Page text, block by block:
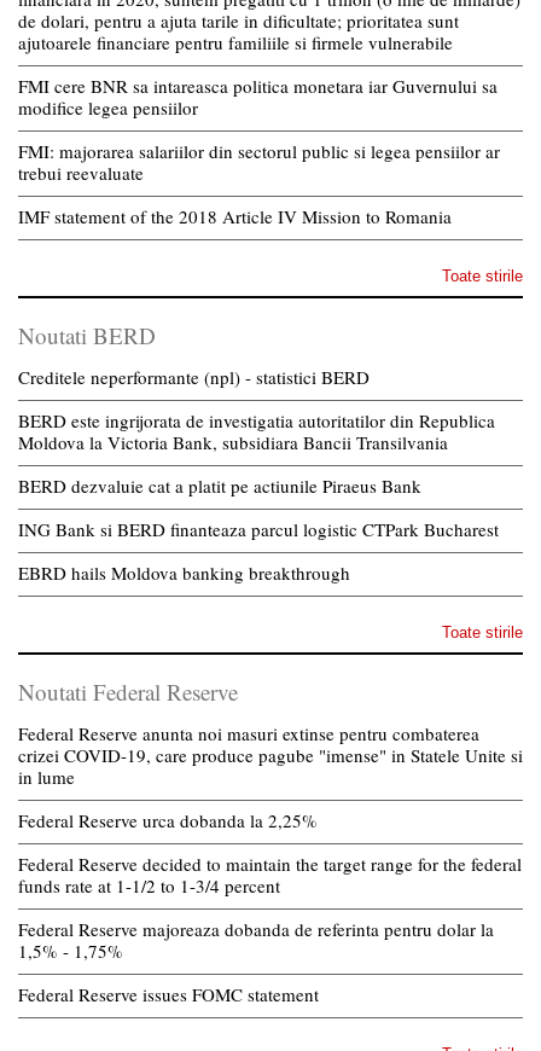
de dolari, pentru a ajuta tarile in dificultate; prioritatea sunt
ajutoarele financiare pentru familiile si firmele vulnerabile
FMI cere BNR sa intareasca politica monetara iar Guvernului sa
modifice legea pensiilor
FMI: majorarea salariilor din sectorul public si legea pensiilor ar
trebui reevaluate
IMF statement of the 2018 Article IV Mission to Romania
Toate stirile
Noutati BERD
Creditele neperformante (npl) - statistici BERD
BERD este ingrijorata de investigatia autoritatilor din Republica
Moldova la Victoria Bank, subsidiara Bancii Transilvania
BERD dezvaluie cat a platit pe actiunile Piraeus Bank
ING Bank si BERD finanteaza parcul logistic CTPark Bucharest
EBRD hails Moldova banking breakthrough
Toate stirile
Noutati Federal Reserve
Federal Reserve anunta noi masuri extinse pentru combaterea
crizei COVID-19, care produce pagube "imense" in Statele Unite si
in lume
Federal Reserve urca dobanda la 2,25%
Federal Reserve decided to maintain the target range for the federal
funds rate at 1-1/2 to 1-3/4 percent
Federal Reserve majoreaza dobanda de referinta pentru dolar la
1,5% - 1,75%
Federal Reserve issues FOMC statement